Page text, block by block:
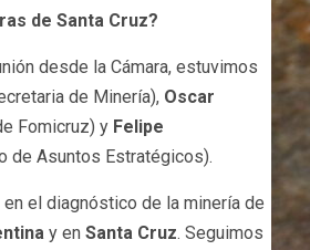
de Santa Cruz?
desde la Cámara, estuvimos
de Minería), Oscar
Fomicruz) y Felipe
de Asuntos Estratégicos).
el diagnóstico de la minería de
y en Santa Cruz. Seguimos